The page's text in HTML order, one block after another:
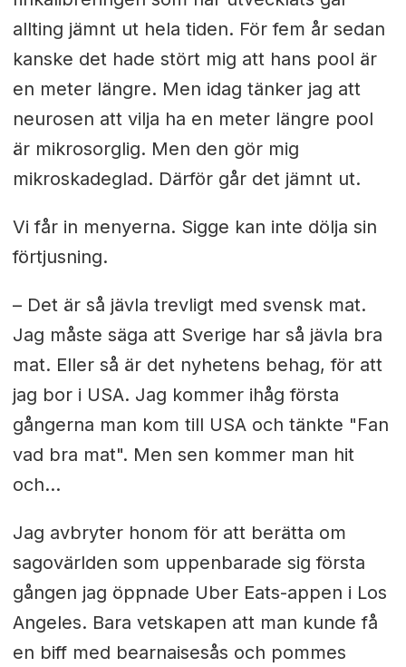
allting jämnt ut hela tiden. För fem år sedan
kanske det hade stört mig att hans pool är
en meter längre. Men idag tänker jag att
neurosen att vilja ha en meter längre pool
är mikrosorglig. Men den gör mig
mikroskadeglad. Därför går det jämnt ut.
Vi får in menyerna. Sigge kan inte dölja sin
förtjusning.
– Det är så jävla trevligt med svensk mat.
Jag måste säga att Sverige har så jävla bra
mat. Eller så är det nyhetens behag, för att
jag bor i USA. Jag kommer ihåg första
gångerna man kom till USA och tänkte "Fan
vad bra mat". Men sen kommer man hit
och…
Jag avbryter honom för att berätta om
sagovärlden som uppenbarade sig första
gången jag öppnade Uber Eats-appen i Los
Angeles. Bara vetskapen att man kunde få
en biff med bearnaisesås och pommes